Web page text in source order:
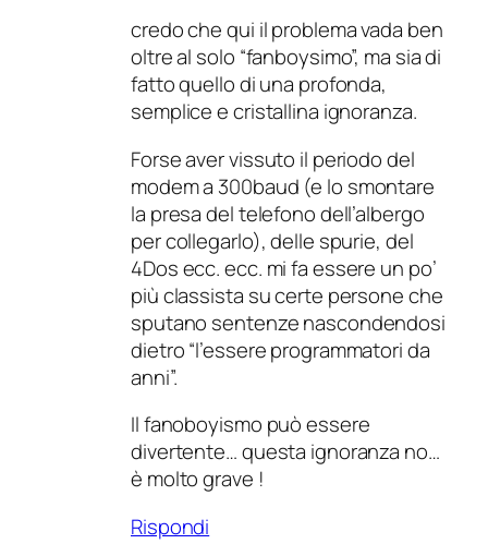
credo che qui il problema vada ben
oltre al solo “fanboysimo”, ma sia di
fatto quello di una profonda,
semplice e cristallina ignoranza.
Forse aver vissuto il periodo del
modem a 300baud (e lo smontare
la presa del telefono dell’albergo
per collegarlo), delle spurie, del
4Dos ecc. ecc. mi fa essere un po’
più classista su certe persone che
sputano sentenze nascondendosi
dietro “l’essere programmatori da
anni”.
Il fanoboyismo può essere
divertente… questa ignoranza no…
è molto grave !
Rispondi